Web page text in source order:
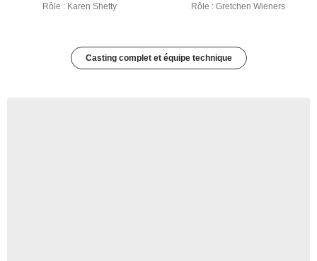
Rôle : Karen Shetty Rôle : Gretchen Wieners
Casting complet et équipe technique